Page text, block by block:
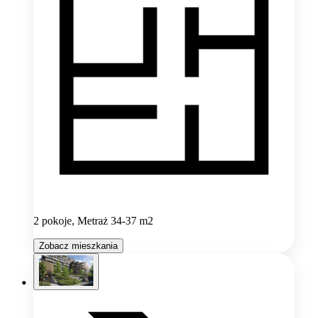
2 pokoje, Metraż 34-37 m2
Zobacz mieszkania